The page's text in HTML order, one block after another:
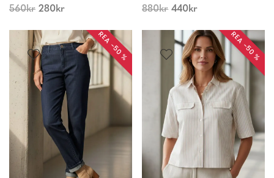
560kr 280kr
880kr 440kr
REA −50 % REA −50 %